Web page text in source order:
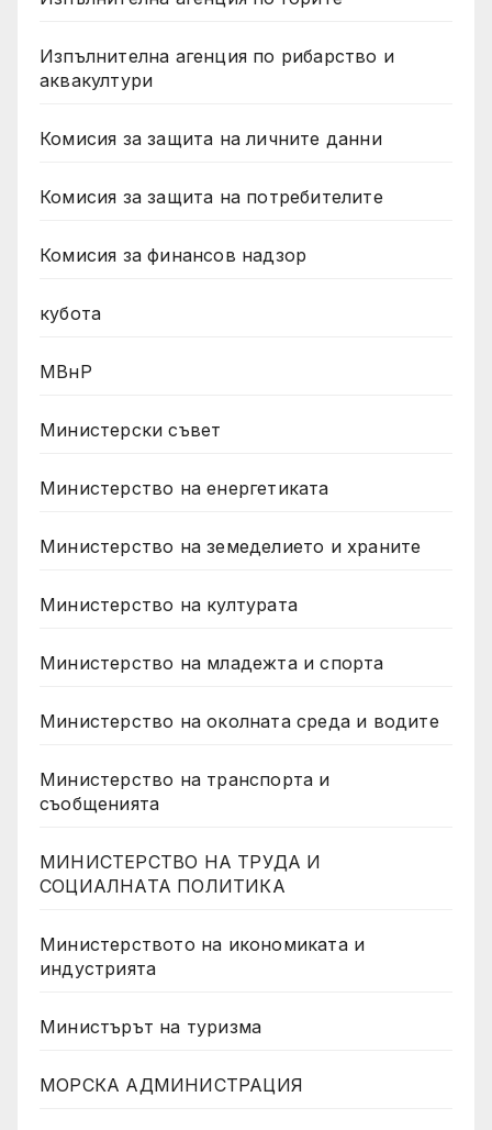
Изпълнителна агенция по рибарство и
аквакултури
Комисия за защита на личните данни
Комисия за защита на потребителите
Комисия за финансов надзор
кубота
МВнР
Министерски съвет
Министерство на енергетиката
Министерство на земеделието и храните
Министерство на културата
Министерство на младежта и спорта
Министерство на околната среда и водите
Министерство на транспорта и
съобщенията
МИНИСТЕРСТВО НА ТРУДА И
СОЦИАЛНАТА ПОЛИТИКА
Министерството на икономиката и
индустрията
Министърът на туризма
МОРСКА АДМИНИСТРАЦИЯ